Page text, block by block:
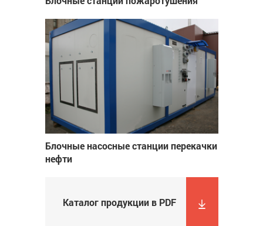
Блочные насосные станции перекачки
нефти
Каталог продукции в PDF